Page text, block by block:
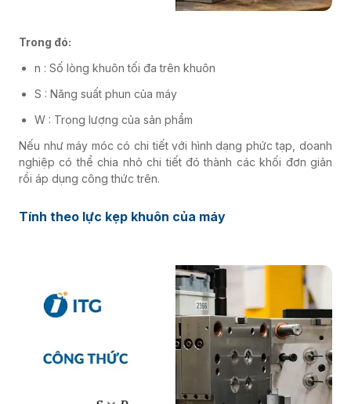
Trong đó:
n : Số lòng khuôn tối đa trên khuôn
S : Năng suất phun của máy
W : Trọng lượng của sản phẩm
Nếu như máy móc có chi tiết với hình dạng phức tạp, doanh
nghiệp có thể chia nhỏ chi tiết đó thành các khối đơn giản
rồi áp dụng công thức trên.
Tính theo lực kẹp khuôn của máy